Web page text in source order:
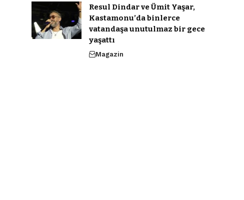
Resul Dindar ve Ümit Yaşar,
Kastamonu’da binlerce
vatandaşa unutulmaz bir gece
yaşattı
Magazin